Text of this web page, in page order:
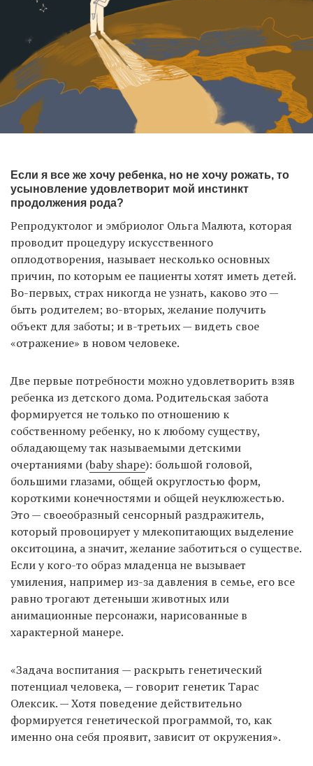
Если я все же хочу ребенка, но не хочу рожать, то
усыновление удовлетворит мой инстинкт
продолжения рода?
Репродуктолог и эмбриолог Ольга Малюта, которая
проводит процедуру искусственного
оплодотворения, называет несколько основных
причин, по которым ее пациенты хотят иметь детей.
Во-первых, страх никогда не узнать, каково это —
быть родителем; во-вторых, желание получить
объект для заботы; и в-третьих — видеть свое
«отражение» в новом человеке.
Две первые потребности можно удовлетворить взяв
ребенка из детского дома. Родительская забота
формируется не только по отношению к
собственному ребенку, но к любому существу,
обладающему так называемыми детскими
очертаниями (baby shape): большой головой,
большими глазами, общей округлостью форм,
короткими конечностями и общей неуклюжестью.
Это — своеобразный сенсорный раздражитель,
который провоцирует у млекопитающих выделение
окситоцина, а значит, желание заботиться о существе.
Если у кого-то образ младенца не вызывает
умиления, например из-за давления в семье, его все
равно трогают детеныши животных или
анимационные персонажи, нарисованные в
характерной манере.
«Задача воспитания — раскрыть генетический
потенциал человека, — говорит генетик Тарас
Олексик. — Хотя поведение действительно
формируется генетической программой, то, как
именно она себя проявит, зависит от окружения».